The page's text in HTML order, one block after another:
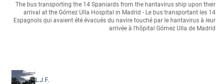
The bus transporting the 14 Spaniards from the hantavirus ship upon their
arrival at the Gómez Ulla Hospital in Madrid - Le bus transportant les 14
Espagnols qui avaient été évacués du navire touché par le hantavirus à leur
arrivée à l'hôpital Gómez Ulla de Madrid
L.J.F.